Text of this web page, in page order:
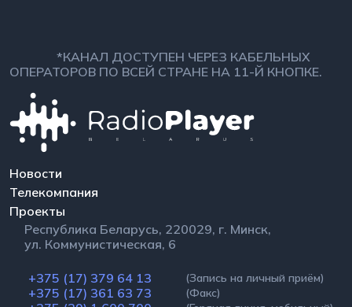
*КАНАЛ ДОСТУПЕН ЧЕРЕЗ КАБЕЛЬНЫХ
ОПЕРАТОРОВ ПО ВСЕЙ СТРАНЕ НА 11-Й КНОПКЕ.
Новости
Телекомпания
Проекты
Республика Беларусь, 220029, г. Минск,
ул. Коммунистическая, 6
+375 (17) 379 64 13 (Запись на личный приём)
+375 (17) 361 63 73 (Факс)